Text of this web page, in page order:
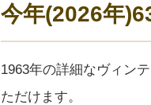
今年(2026年
1963年の詳細なヴィン
ただけます。